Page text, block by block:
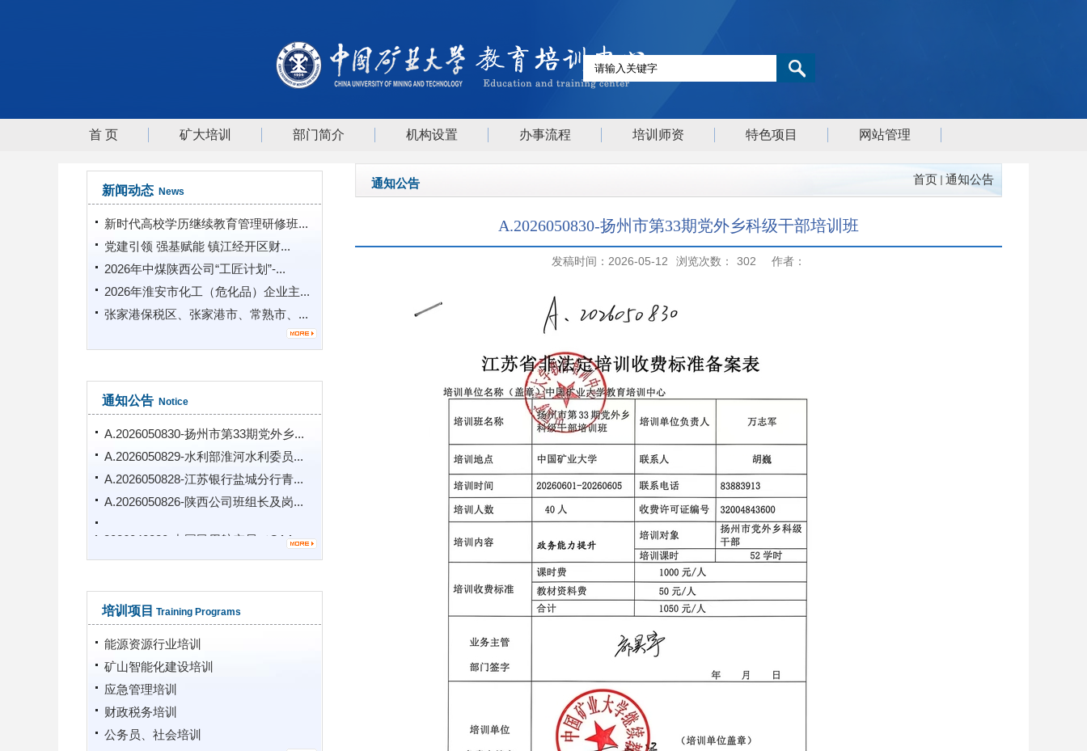
首 页 矿大培训 部门简介 机构设置 办事流程 培训师资 特色项目 网站管理
新闻动态 News
新时代高校学历继续教育管理研修班...
党建引领 强基赋能 镇江经开区财...
2026年中煤陕西公司“工匠计划”-...
2026年淮安市化工（危化品）企业主...
张家港保税区、张家港市、常熟市、...
通知公告 Notice
A.2026050830-扬州市第33期党外乡...
A.2026050829-水利部淮河水利委员...
A.2026050828-江苏银行盐城分行青...
A.2026050826-陕西公司班组长及岗...
A.2026040820-中国民用航空局（CAA...
培训项目 Training Programs
能源资源行业培训
矿山智能化建设培训
应急管理培训
财政税务培训
公务员、社会培训
首页 通知公告
通知公告
A.2026050830-扬州市第33期党外乡科级干部培训班
发稿时间：2026-05-12 浏览次数： 302 作者：